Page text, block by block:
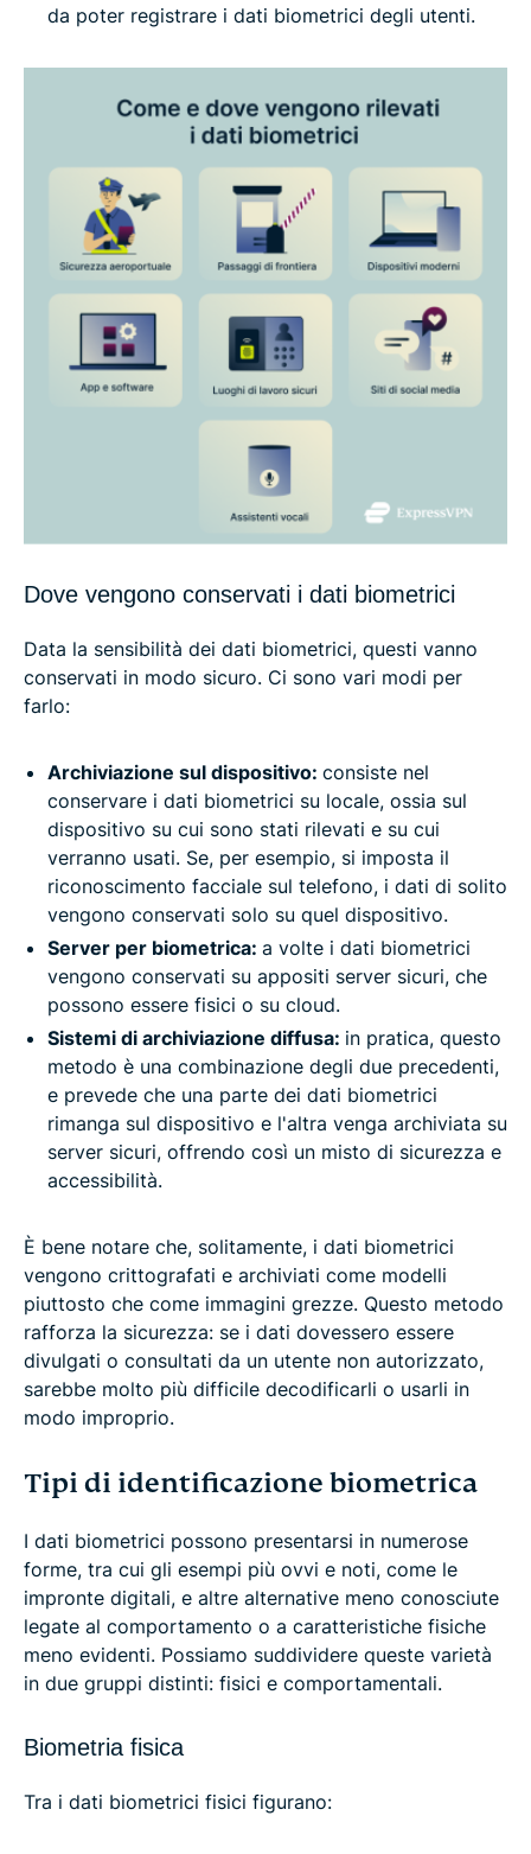
da poter registrare i dati biometrici degli utenti.
Dove vengono conservati i dati biometrici
Data la sensibilità dei dati biometrici, questi vanno
conservati in modo sicuro. Ci sono vari modi per
farlo:
Archiviazione sul dispositivo: consiste nel
conservare i dati biometrici su locale, ossia sul
dispositivo su cui sono stati rilevati e su cui
verranno usati. Se, per esempio, si imposta il
riconoscimento facciale sul telefono, i dati di solito
vengono conservati solo su quel dispositivo.
Server per biometrica: a volte i dati biometrici
vengono conservati su appositi server sicuri, che
possono essere fisici o su cloud.
Sistemi di archiviazione diffusa: in pratica, questo
metodo è una combinazione degli due precedenti,
e prevede che una parte dei dati biometrici
rimanga sul dispositivo e l'altra venga archiviata su
server sicuri, offrendo così un misto di sicurezza e
accessibilità.
È bene notare che, solitamente, i dati biometrici
vengono crittografati e archiviati come modelli
piuttosto che come immagini grezze. Questo metodo
rafforza la sicurezza: se i dati dovessero essere
divulgati o consultati da un utente non autorizzato,
sarebbe molto più difficile decodificarli o usarli in
modo improprio.
Tipi di identificazione biometrica
I dati biometrici possono presentarsi in numerose
forme, tra cui gli esempi più ovvi e noti, come le
impronte digitali, e altre alternative meno conosciute
legate al comportamento o a caratteristiche fisiche
meno evidenti. Possiamo suddividere queste varietà
in due gruppi distinti: fisici e comportamentali.
Biometria fisica
Tra i dati biometrici fisici figurano: